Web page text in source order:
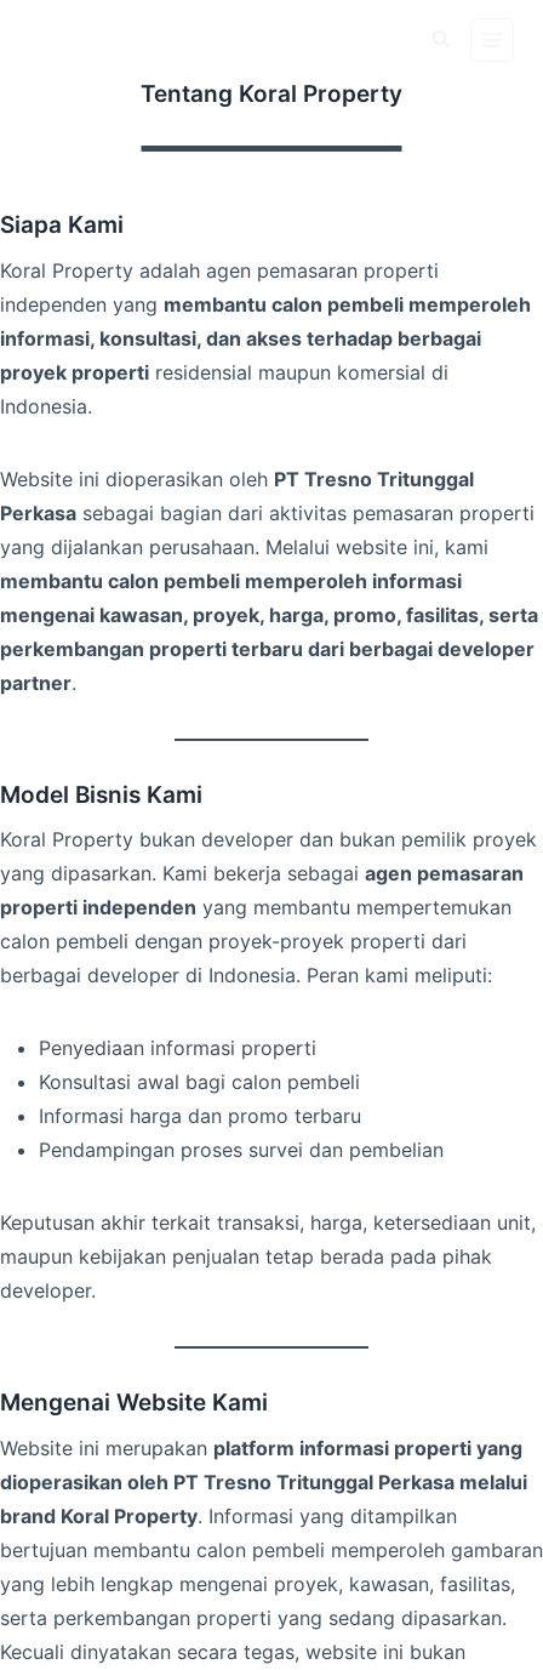
Tentang Koral Property
Siapa Kami
Koral Property adalah agen pemasaran properti
independen yang membantu calon pembeli memperoleh
informasi, konsultasi, dan akses terhadap berbagai
proyek properti residensial maupun komersial di
Indonesia.
Website ini dioperasikan oleh PT Tresno Tritunggal
Perkasa sebagai bagian dari aktivitas pemasaran properti
yang dijalankan perusahaan. Melalui website ini, kami
membantu calon pembeli memperoleh informasi
mengenai kawasan, proyek, harga, promo, fasilitas, serta
perkembangan properti terbaru dari berbagai developer
partner.
Model Bisnis Kami
Koral Property bukan developer dan bukan pemilik proyek
yang dipasarkan. Kami bekerja sebagai agen pemasaran
properti independen yang membantu mempertemukan
calon pembeli dengan proyek-proyek properti dari
berbagai developer di Indonesia. Peran kami meliputi:
Penyediaan informasi properti
Konsultasi awal bagi calon pembeli
Informasi harga dan promo terbaru
Pendampingan proses survei dan pembelian
Keputusan akhir terkait transaksi, harga, ketersediaan unit,
maupun kebijakan penjualan tetap berada pada pihak
developer.
Mengenai Website Kami
Website ini merupakan platform informasi properti yang
dioperasikan oleh PT Tresno Tritunggal Perkasa melalui
brand Koral Property. Informasi yang ditampilkan
bertujuan membantu calon pembeli memperoleh gambaran
yang lebih lengkap mengenai proyek, kawasan, fasilitas,
serta perkembangan properti yang sedang dipasarkan.
Kecuali dinyatakan secara tegas, website ini bukan